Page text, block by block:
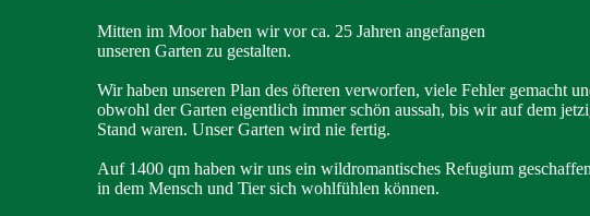
Mitten im Moor haben wir vor ca. 25 Jahren angefangen
unseren Garten zu gestalten.
Wir haben unseren Plan des öfteren verworfen, viele Fehler gemacht
obwohl der Garten eigentlich immer schön aussah, bis wir auf dem
Stand waren. Unser Garten wird nie fertig.
Auf 1400 qm haben wir uns ein wildromantisches Refugium
in dem Mensch und Tier sich wohlfühlen können.